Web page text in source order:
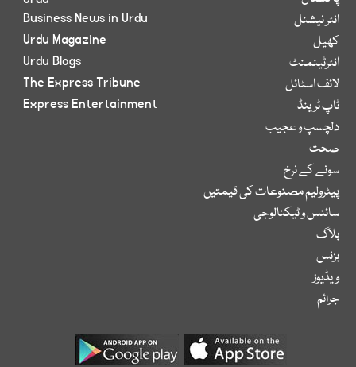
انٹر نیشنل
کھیل
انٹرٹینمنٹ
لائف اسٹائل
ٹاپ ٹرینڈ
دلچسپ و عجیب
صحت
سونے کے نرخ
پیٹرولیم مصنوعات کی قیمتیں
سائنس و ٹیکنالوجی
بلاگ
بزنس
ویڈیوز
جرائم
Business News in Urdu
Urdu Magazine
Urdu Blogs
The Express Tribune
Express Entertainment